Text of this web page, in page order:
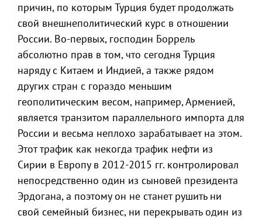
причин, по которым Турция будет продолжать
свой внешнеполитический курс в отношении
России. Во-первых, господин Боррель
абсолютно прав в том, что сегодня Турция
наряду с Китаем и Индией, а также рядом
других стран с гораздо меньшим
геополитическим весом, например, Арменией,
является транзитом параллельного импорта для
России и весьма неплохо зарабатывает на этом.
Этот трафик как некогда трафик нефти из
Сирии в Европу в 2012-2015 гг. контролировал
непосредственно один из сыновей президента
Эрдогана, а поэтому он не станет рушить ни
свой семейный бизнес, ни перекрывать один из